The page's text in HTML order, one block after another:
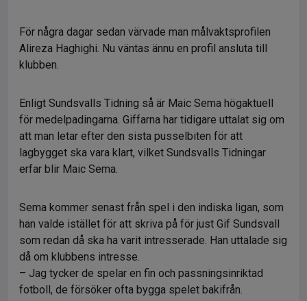
För några dagar sedan värvade man målvaktsprofilen
Alireza Haghighi. Nu väntas ännu en profil ansluta till
klubben.
Enligt Sundsvalls Tidning så är Maic Sema högaktuell
för medelpadingarna. Giffarna har tidigare uttalat sig om
att man letar efter den sista pusselbiten för att
lagbygget ska vara klart, vilket Sundsvalls Tidningar
erfar blir Maic Sema.
Sema kommer senast från spel i den indiska ligan, som
han valde istället för att skriva på för just Gif Sundsvall
som redan då ska ha varit intresserade. Han uttalade sig
då om klubbens intresse.
– Jag tycker de spelar en fin och passningsinriktad
fotboll, de försöker ofta bygga spelet bakifrån.